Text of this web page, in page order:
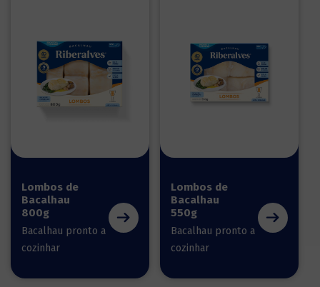
Lombos de
Bacalhau
800g
Bacalhau pronto a
cozinhar
Lombos de
Bacalhau
550g
Bacalhau pronto a
cozinhar